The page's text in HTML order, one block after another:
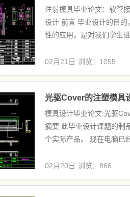
注射模具毕业论文：软管
设计 前言 毕业设计的目
性的应用。是对我们学生
02月21日 浏览：1055
光驱Cover的注塑模具
模具设计毕业论文:光驱
摘要 此毕业设计课题的制
个实际产品。 现在电脑已
02月20日 浏览：866